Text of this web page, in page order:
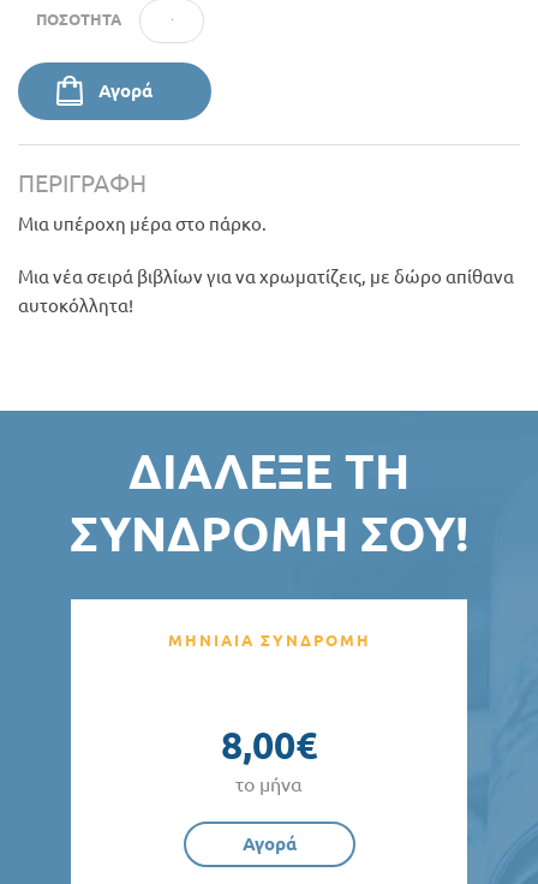
ΠΟΣΌΤΗΤΑ
Αγορά
ΠΕΡΙΓΡΑΦΉ
Μια υπέροχη μέρα στο πάρκο.
Mια νέα σειρά βιβλίων για να χρωματίζεις, με δώρο απίθανα
αυτοκόλλητα!
ΔΙΆΛΕΞΕ ΤΗ
ΣΥΝΔΡΟΜΉ ΣΟΥ!
ΜΗΝΙΑΙΑ ΣΥΝΔΡΟΜΗ
8,00€
το μήνα
Αγορά